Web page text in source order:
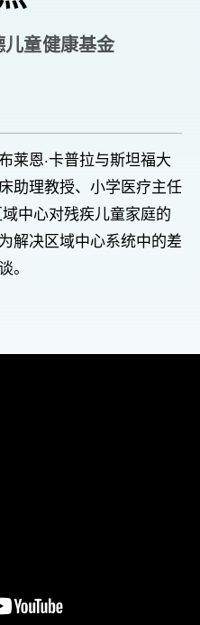
儿童健康基金
莱恩·卡普拉与斯坦福大
助理教授、小学医疗主任
中心对残疾儿童家庭的
解决区域中心系统中的差
。